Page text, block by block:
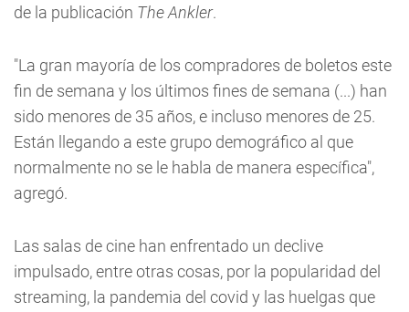
de la publicación The Ankler.
"La gran mayoría de los compradores de boletos este
fin de semana y los últimos fines de semana (...) han
sido menores de 35 años, e incluso menores de 25.
Están llegando a este grupo demográfico al que
normalmente no se le habla de manera específica",
agregó.
Las salas de cine han enfrentado un declive
impulsado, entre otras cosas, por la popularidad del
streaming, la pandemia del covid y las huelgas que